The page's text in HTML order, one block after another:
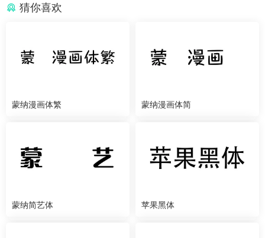
猜你喜欢
蒙纳漫画体繁 蒙纳漫画体简
蒙纳简艺体 苹果黑体